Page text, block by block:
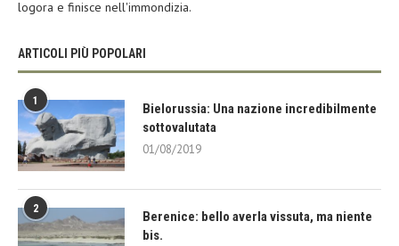
logora e finisce nell'immondizia.
ARTICOLI PIÙ POPOLARI
1
Bielorussia: Una nazione incredibilmente
sottovalutata
01/08/2019
2
Berenice: bello averla vissuta, ma niente
bis.